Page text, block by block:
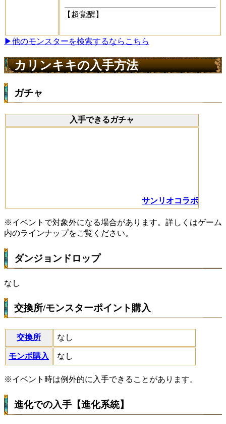
【超覚醒】
▶他のモンスターを検索するならこちら
カリンキキの入手方法
ガチャ
入手できるガチャ
サンリオコラボ
※イベントで対象外になる場合があります。詳しくはゲーム
内のラインナップをご覧ください。
ダンジョンドロップ
なし
交換所/モンスターポイント購入
交換所 なし
モンポ購入 なし
※イベント時は例外的に入手できることがあります。
進化での入手【進化系統】